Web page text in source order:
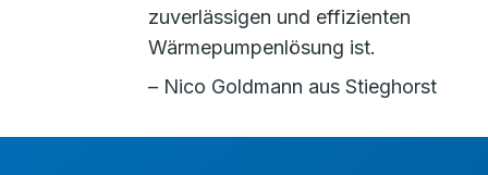
zuverlässigen und effizienten
Wärmepumpenlösung ist.
– Nico Goldmann aus Stieghorst